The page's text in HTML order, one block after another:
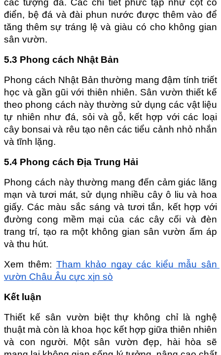
các tượng đá. Các chi tiết phức tạp như cột cổ
điển, bệ đá và đài phun nước được thêm vào để
tăng thêm sự tráng lệ và giàu có cho không gian
sân vườn.
5.3 Phong cách Nhật Bản
Phong cách Nhật Bản thường mang đậm tính triết
học và gần gũi với thiên nhiên. Sân vườn thiết kế
theo phong cách này thường sử dụng các vật liệu
tự nhiên như đá, sỏi và gỗ, kết hợp với các loại
cây bonsai và rêu tạo nên các tiểu cảnh nhỏ nhắn
và tĩnh lặng.
5.4 Phong cách Địa Trung Hải
Phong cách này thường mang đến cảm giác lãng
mạn và tươi mát, sử dụng nhiều cây ô liu và hoa
giấy. Các màu sắc sáng và tươi tắn, kết hợp với
đường cong mềm mại của các cây cối và đèn
trang trí, tạo ra một không gian sân vườn ấm áp
và thu hút.
Xem thêm: Tham khảo ngay các kiểu mẫu sân
vườn Châu Âu cực xịn sò
Kết luận
Thiết kế sân vườn biệt thự không chỉ là nghệ
thuật mà còn là khoa học kết hợp giữa thiên nhiên
và con người. Một sân vườn đẹp, hài hòa sẽ